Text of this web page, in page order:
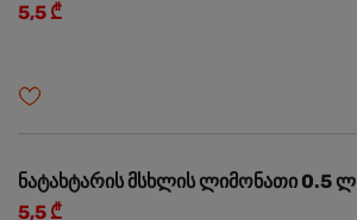
5,5 ₾
ნატახტარის მსხლის ლიმონათი 0.5 ლ
5,5 ₾